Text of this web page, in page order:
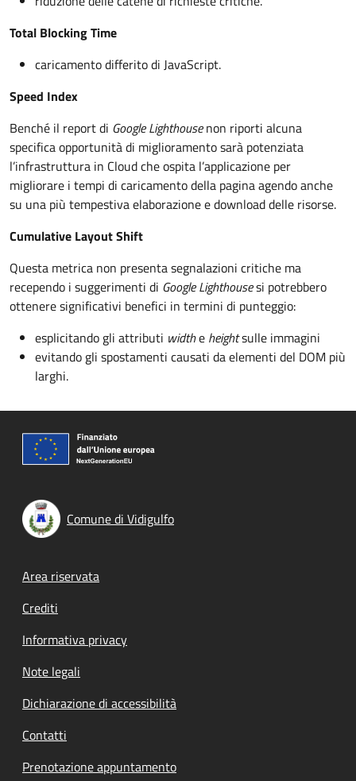
Total Blocking Time
caricamento differito di JavaScript.
Speed Index
Benché il report di Google Lighthousenon riporti alcuna
specifica opportunità di miglioramento sarà potenziata
l’infrastruttura in Cloud che ospita l’applicazione per
migliorare i tempi di caricamento della pagina agendo anche
su una più tempestiva elaborazione e download delle risorse.
Cumulative Layout Shift
Questa metrica non presenta segnalazioni critiche ma
recependo i suggerimenti di Google Lighthousesi potrebbero
ottenere significativi benefici in termini di punteggio:
esplicitando gli attributi widthe heightsulle immagini
evitando gli spostamenti causati da elementi del DOM più
larghi.
Comune di Vidigulfo
Footer menu
Area riservata
Crediti
Informativa privacy
Note legali
Dichiarazione di accessibilità
Contatti
Prenotazione appuntamento